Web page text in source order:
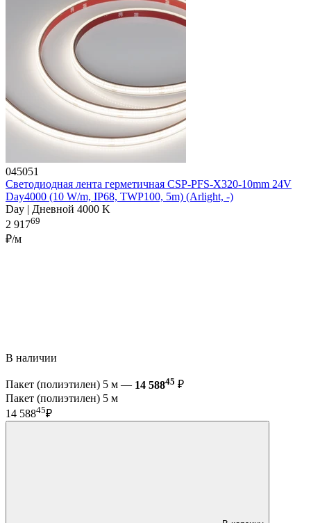
045051
Светодиодная лента герметичная CSP-PFS-X320-10mm 24V
Day4000 (10 W/m, IP68, TWP100, 5m) (Arlight, -)
Day | Дневной 4000 K
2 91769
₽/м
В наличии
Пакет (полиэтилен) 5 м — 14 58845 ₽
Пакет (полиэтилен) 5 м
14 58845₽